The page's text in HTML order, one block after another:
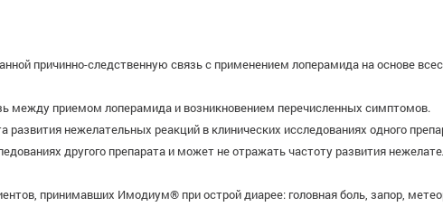
причинно-следственную связь с применением лоперамида на основе
между приемом лоперамида и возникновением перечисленных симптомов.
развития нежелательных реакций в клинических исследованиях одного
другого препарата и может не отражать частоту развития
принимавших Имодиум® при острой диарее: головная боль, запор,